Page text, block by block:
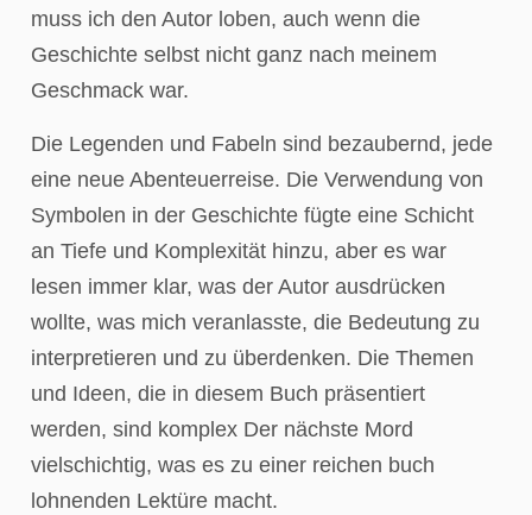
muss ich den Autor loben, auch wenn die
Geschichte selbst nicht ganz nach meinem
Geschmack war.
Die Legenden und Fabeln sind bezaubernd, jede
eine neue Abenteuerreise. Die Verwendung von
Symbolen in der Geschichte fügte eine Schicht
an Tiefe und Komplexität hinzu, aber es war
lesen immer klar, was der Autor ausdrücken
wollte, was mich veranlasste, die Bedeutung zu
interpretieren und zu überdenken. Die Themen
und Ideen, die in diesem Buch präsentiert
werden, sind komplex Der nächste Mord
vielschichtig, was es zu einer reichen buch
lohnenden Lektüre macht.